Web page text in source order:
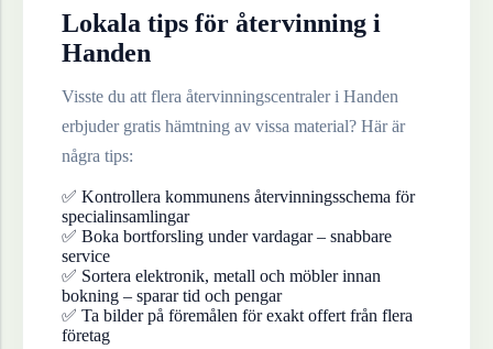
Lokala tips för återvinning i
Handen
Visste du att flera återvinningscentraler i Handen
erbjuder gratis hämtning av vissa material? Här är
några tips:
✅ Kontrollera kommunens återvinningsschema för
specialinsamlingar
✅ Boka bortforsling under vardagar – snabbare
service
✅ Sortera elektronik, metall och möbler innan
bokning – sparar tid och pengar
✅ Ta bilder på föremålen för exakt offert från flera
företag